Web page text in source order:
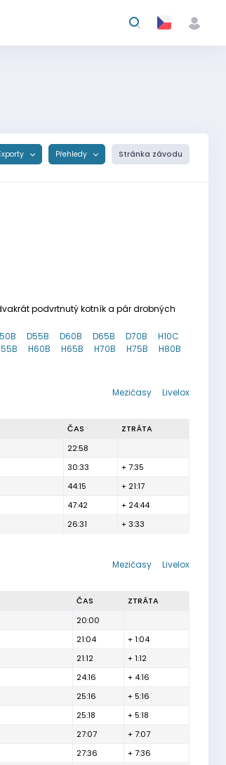
Přehledy Stránka závodu
podvrtnutý kotník a pár drobných
D55B D60B D65B D70B
H10C
H60B H65B H70B H75B
H80B
Livelox
Mezičasy
ČAS
ZTRÁTA
22:58
30:33
+ 7:35
44:15
+ 21:17
47:42
+ 24:44
26:31 + 3:33
Livelox
Mezičasy
ČAS
ZTRÁTA
20:00
21:04
+ 1:04
21:12
+ 1:12
24:16
+ 4:16
25:16
+ 5:16
25:18
+ 5:18
27:07
+ 7:07
27:36
+ 7:36